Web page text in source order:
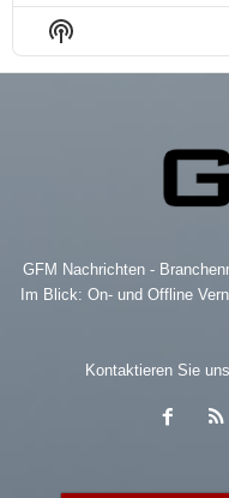
Episode
Show
Podcast
Information
GFM Nachrichten -
Im Blick: On- und Offline
Kontaktieren Sie